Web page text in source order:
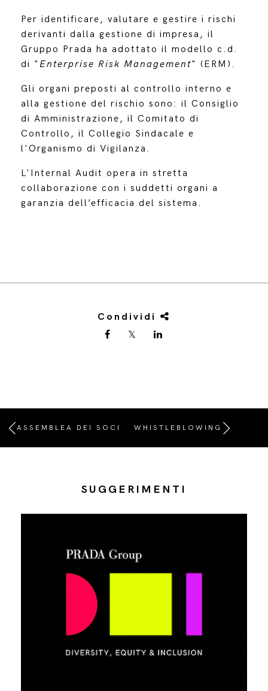
Per identificare, valutare e gestire i rischi
derivanti dalla gestione di impresa, il
Gruppo Prada ha adottato il modello c.d.
di " Enterprise Risk Management" (ERM).
Gli organi preposti al controllo interno e
alla gestione del rischio sono: il Consiglio
di Amministrazione, il Comitato di
Controllo, il Collegio Sindacale e
l'Organismo di Vigilanza.
L'Internal Audit opera in stretta
collaborazione con i suddetti organi a
garanzia dell’efficacia del sistema.
Condividi
ASSEMBLEA DEI SOCI WHISTLEBLOWING
SUGGERIMENTI